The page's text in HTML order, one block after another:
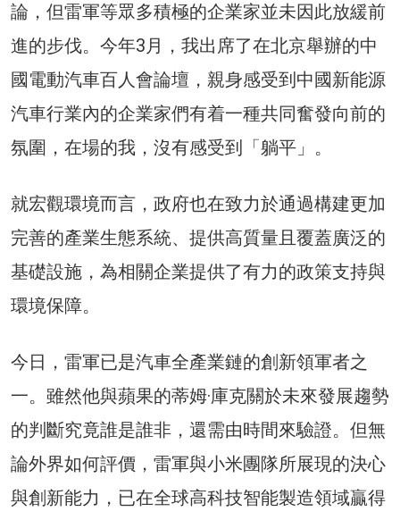
論，但雷軍等眾多積極的企業家並未因此放緩前
進的步伐。今年3月，我出席了在北京舉辦的中
國電動汽車百人會論壇，親身感受到中國新能源
汽車行業內的企業家們有着一種共同奮發向前的
氛圍，在場的我，沒有感受到「躺平」。
就宏觀環境而言，政府也在致力於通過構建更加
完善的產業生態系統、提供高質量且覆蓋廣泛的
基礎設施，為相關企業提供了有力的政策支持與
環境保障。
今日，雷軍已是汽車全產業鏈的創新領軍者之
一。雖然他與蘋果的蒂姆·庫克關於未來發展趨勢
的判斷究竟誰是誰非，還需由時間來驗證。但無
論外界如何評價，雷軍與小米團隊所展現的決心
與創新能力，已在全球高科技智能製造領域贏得